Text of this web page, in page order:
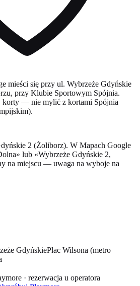
mieści się przy ul. Wybrzeże Gdyńskie
przy Klubie Sportowym Spójnia.
— nie mylić z kortami Spójnia
2 (Żoliborz). W Mapach Google
lub «Wybrzeże Gdyńskie 2,
na miejscu — uwaga na wyboje na
GdyńskiePlac Wilsona (metro
· rezerwacja u operatora